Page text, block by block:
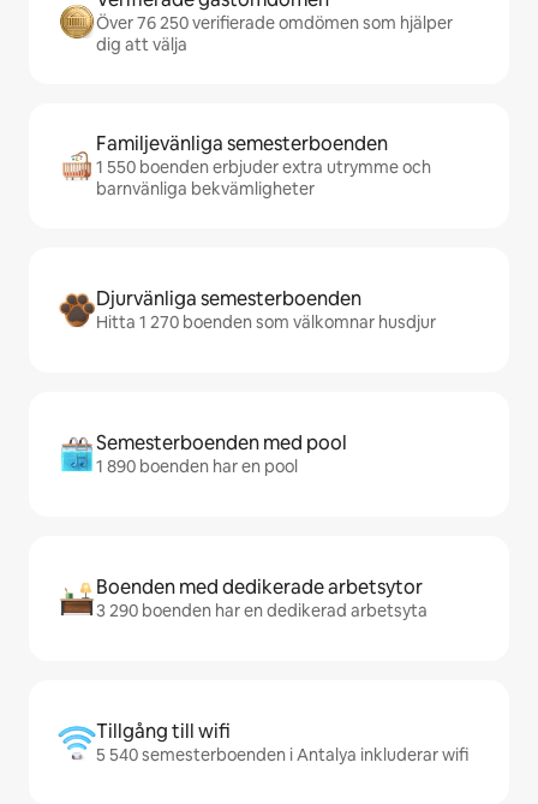
Över 76 250 verifierade omdömen som hjälper
dig att välja
Familjevänliga semesterboenden
1 550 boenden erbjuder extra utrymme och
barnvänliga bekvämligheter
Djurvänliga semesterboenden
Hitta 1 270 boenden som välkomnar husdjur
Semesterboenden med pool
1 890 boenden har en pool
Boenden med dedikerade arbetsytor
3 290 boenden har en dedikerad arbetsyta
Tillgång till wifi
5 540 semesterboenden i Antalya inkluderar wifi